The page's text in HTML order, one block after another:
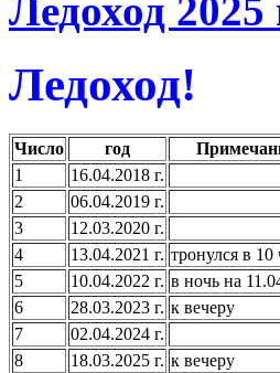
Ледоход
Ледоход!
Число год
1
16.04.2018 г.
2
06.04.2019 г.
3
12.03.2020 г.
4
13.04.2021 г. тронулся в 10
5
10.04.2022 г. в ночь на
6
28.03.2023 г. к вечеру
7
02.04.2024 г.
8
18.03.2025 г. к вечеру